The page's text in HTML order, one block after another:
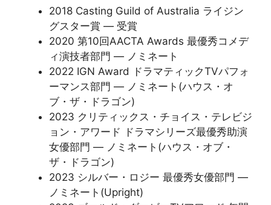
2018 Casting Guild of Australia ライジン
グスター賞 — 受賞
2020 第10回AACTA Awards 最優秀コメデ
ィ演技者部門 — ノミネート
2022 IGN Award ドラマティックTVパフォ
ーマンス部門 — ノミネート(ハウス・オ
ブ・ザ・ドラゴン)
2023 クリティックス・チョイス・テレビジ
ョン・アワード ドラマシリーズ最優秀助演
女優部門 — ノミネート(ハウス・オブ・
ザ・ドラゴン)
2023 シルバー・ロジー 最優秀女優部門 —
ノミネート(Upright)